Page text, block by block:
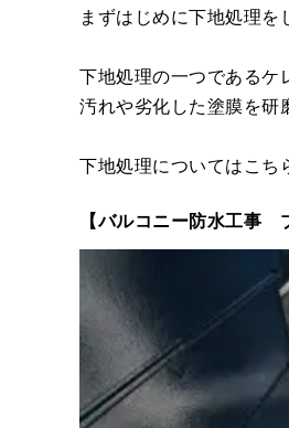
まずはじめに下地処理を
下地処理の一つであるケ
汚れや劣化した塗膜を研
下地処理についてはこち
【バルコニー防水工事